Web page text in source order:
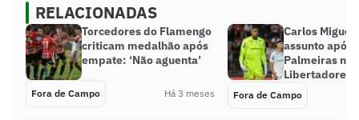
RELACIONADAS
Torcedores do Flamengo
criticam medalhão após
empate: ‘Não aguenta’
Fora de Campo Há 3 meses
Carlos Miguel
assunto após
Palmeiras na
Libertadores:
Fora de Campo